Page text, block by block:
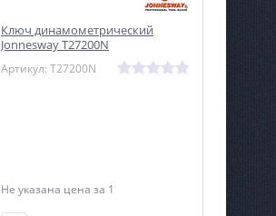
Ключ динамометрический
Jonnesway T27200N
Артикул: T27200N
Не указана цена за 1